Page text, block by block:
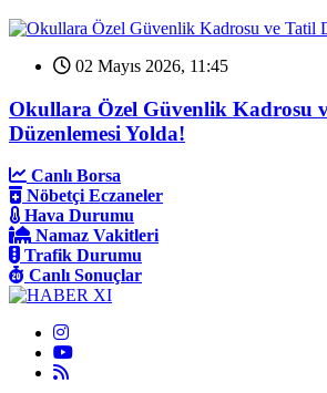
02 Mayıs 2026, 11:45
Okullara Özel Güvenlik Kadrosu
Düzenlemesi Yolda!
Canlı Borsa
Nöbetçi Eczaneler
Hava Durumu
Namaz Vakitleri
Trafik Durumu
Canlı Sonuçlar